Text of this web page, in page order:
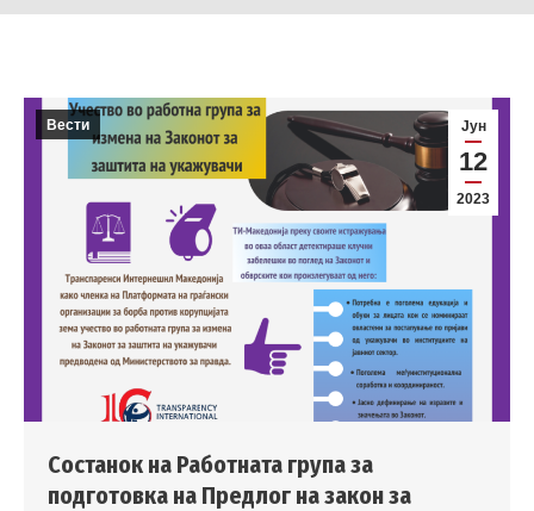
Јун
12
2023
Вести
Состанок на Работната група за
подготовка на Предлог на закон за